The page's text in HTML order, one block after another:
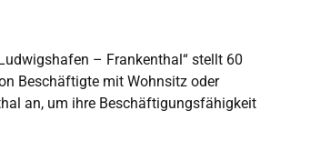
– Frankenthal“ stellt 60
Beschäftigte mit Wohnsitz oder
an, um ihre Beschäftigungsfähigkeit